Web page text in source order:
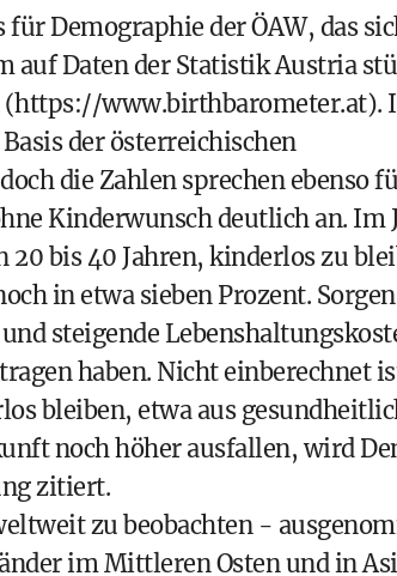
Demographie der ÖAW, das
auf Daten der Statistik Austria
https://www.birthbarometer.at).
der österreichischen
die Zahlen sprechen ebenso
Kinderwunsch deutlich an. Im
bis 40 Jahren, kinderlos zu
in etwa sieben Prozent.
steigende
haben. Nicht einberechnet
bleiben, etwa aus
noch höher ausfallen, wird
zitiert.
zu beobachten -
im Mittleren Osten und in